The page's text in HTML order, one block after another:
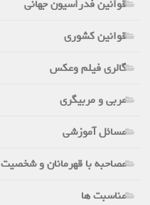
قوانین فدراسیون جهانی
قوانین کشوری
گالری فیلم وعکس
مربی و مربیگری
مسائل آموزشی
مصاحبه با قهرمانان و شخصیت ها
مناسبت ها